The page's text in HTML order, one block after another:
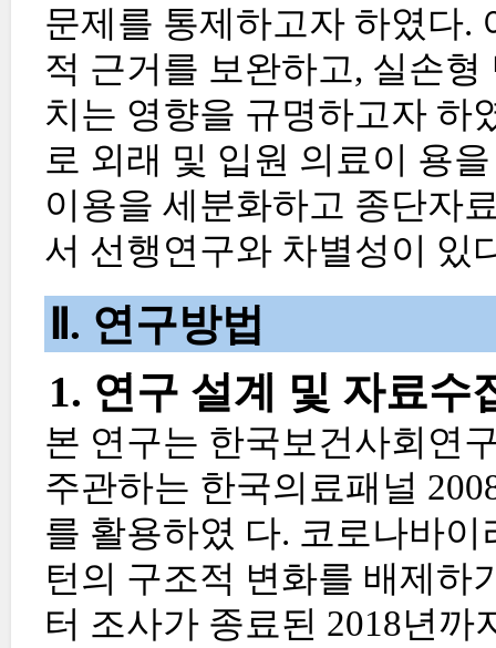
문제를 통제하고자 하였다.
적 근거를 보완하고, 실손
치는 영향을 규명하고자 하
로 외래 및 입원 의료이 용
이용을 세분화하고 종단자
서 선행연구와 차별성이 있
Ⅱ. 연구방법
1. 연구 설계 및 자료수
본 연구는 한국보건사회연
주관하는 한국의료패널
를 활용하였 다. 코로나바
턴의 구조적 변화를 배제하
터 조사가 종료된 2018년